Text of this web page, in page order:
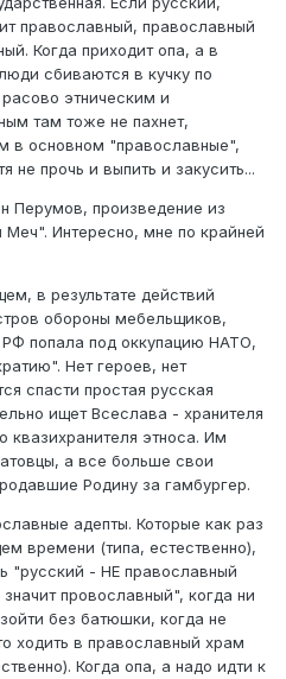
православный, православный
Когда приходит опа, а в
сбиваются в кучку по
этническим и
там тоже не пахнет,
в основном "православные",
не прочь и выпить и закусить...
Перумов, произведение из
Интересно, мне по крайней
в результате действий
обороны мебельщиков,
попала под оккупацию НАТО,
Нет героев, нет
спасти простая русская
ищет Всеслава - хранителя
квазихранителя этноса. Им
а все больше свои
Родину за гамбургер.
адепты. Которые как раз
времени (типа, естественно),
"русский - НЕ православный
провославный", когда ни
без батюшки, когда не
ходить в православный храм
Когда опа, а надо идти к